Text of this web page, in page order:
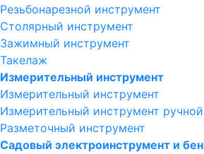
Резьбонарезной инструмент
Столярный инструмент
Зажимный инструмент
Такелаж
Измерительный инструмент
Измерительный инструмент
Измерительный инструмент ручной
Разметочный инструмент
Садовый электроинструмент и